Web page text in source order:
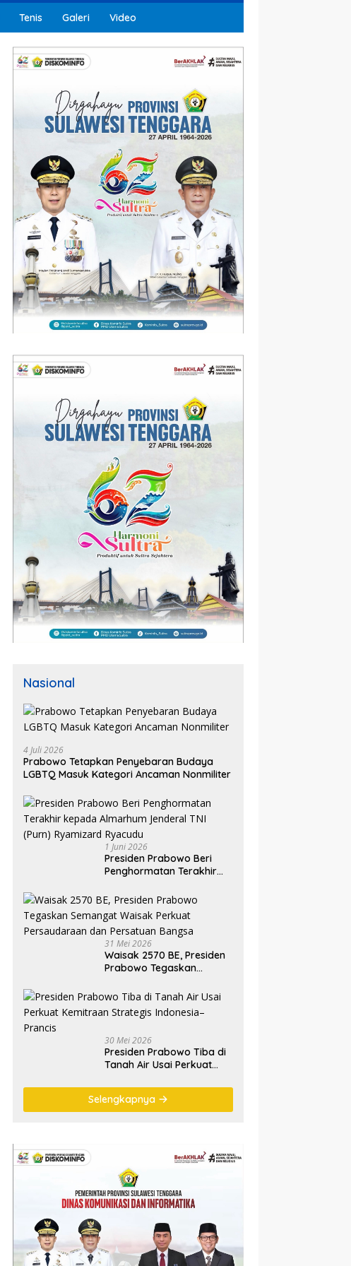
Tenis Galeri Video
Nasional
4 Juli 2026
Prabowo Tetapkan Penyebaran Budaya
LGBTQ Masuk Kategori Ancaman Nonmiliter
1 Juni 2026
Presiden Prabowo Beri
Penghormatan Terakhir
Jenderal TNI (Purn)
Ryamizard Ryacudu
31 Mei 2026
Waisak 2570 BE, Presiden
Prabowo Tegaskan
Persaudaraan dan
Persatuan Bangsa
30 Mei 2026
Presiden Prabowo Tiba di
Tanah Air Usai Perkuat
Indonesia–Prancis
Selengkapnya